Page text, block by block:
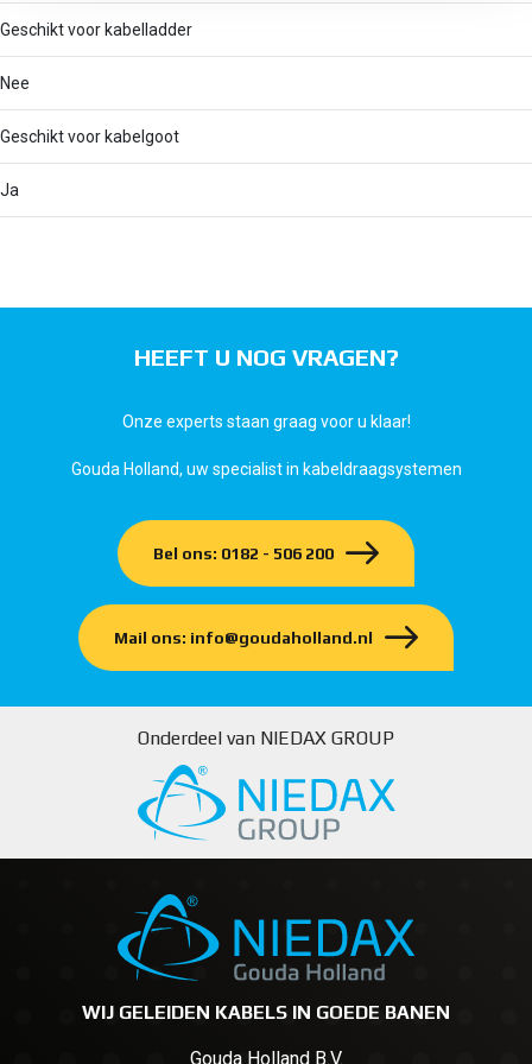
Geschikt voor kabelladder
Nee
Geschikt voor kabelgoot
Ja
HEEFT U NOG VRAGEN?
Onze experts staan graag voor u klaar!
Gouda Holland, uw specialist in kabeldraagsystemen
Bel ons: 0182 - 506 200
Mail ons: info@goudaholland.nl
Onderdeel van NIEDAX GROUP
WIJ GELEIDEN KABELS IN GOEDE BANEN
Gouda Holland B.V.